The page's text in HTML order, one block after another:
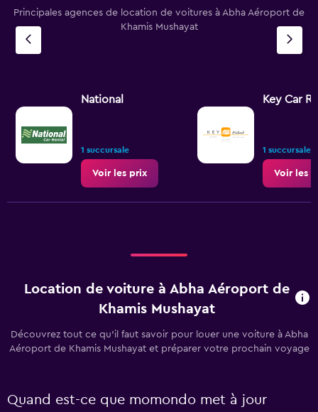
Principales agences de location de voitures à Abha Aéroport de
Khamis Mushayat
National
1 succursale
Voir les prix
Key Car
1 succursale
Voir les
Location de voiture à Abha Aéroport de
Khamis Mushayat
Découvrez tout ce qu’il faut savoir pour louer une voiture à Abha
Aéroport de Khamis Mushayat et préparer votre prochain voyage
Quand est-ce que momondo met à jour